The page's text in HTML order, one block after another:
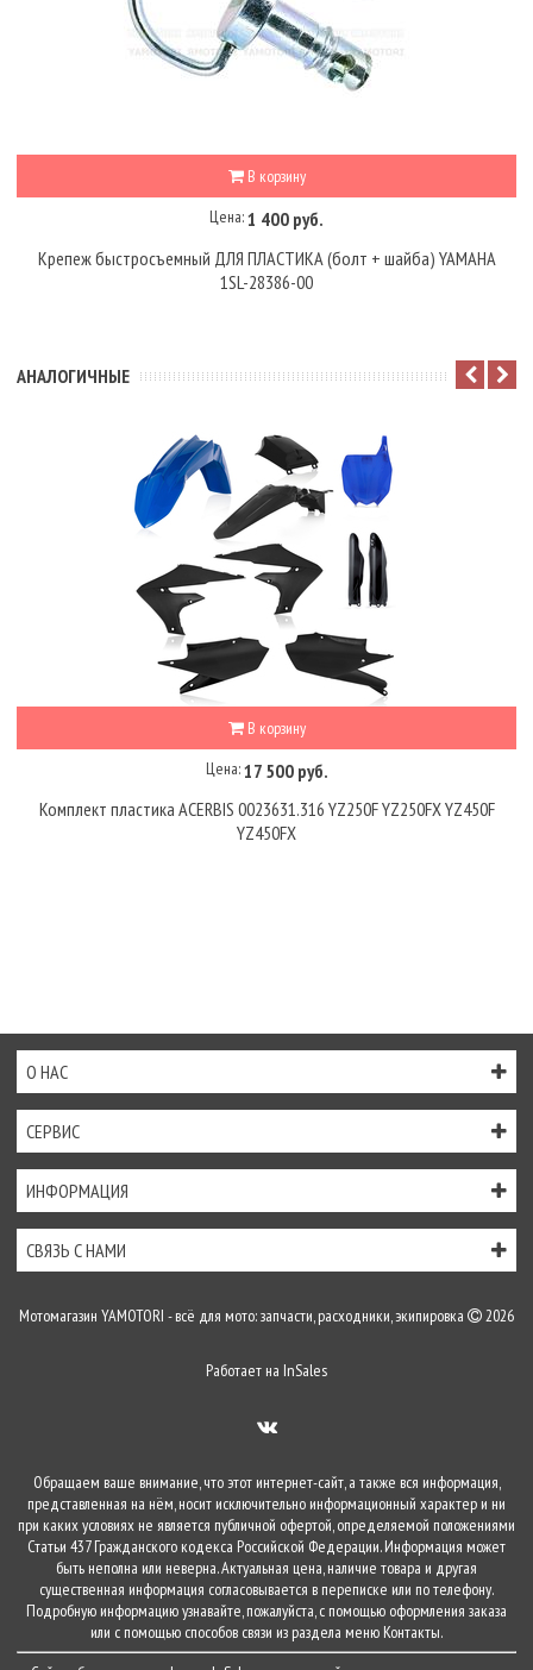
В корзину
Цена:1 400 руб.
Крепеж быстросъемный ДЛЯ ПЛАСТИКА (болт + шайба) YAMAHA
1SL-28386-00
АНАЛОГИЧНЫЕ
В корзину
Цена:17 500 руб.
Комплект пластика ACERBIS 0023631.316 YZ250F YZ250FX YZ450F
YZ450FX
О НАС
СЕРВИС
ИНФОРМАЦИЯ
СВЯЗЬ С НАМИ
Мотомагазин YAMOTORI - всё для мото: запчасти, расходники, экипировка 2026
Работает на InSales
Обращаем ваше внимание, что этот интернет-сайт, а также вся информация,
представленная на нём, носит исключительно информационный характер и ни
при каких условиях не является публичной офертой, определяемой положениями
Статьи 437 Гражданского кодекса Российской Федерации. Информация может
быть неполна или неверна. Актуальная цена, наличие товара и другая
существенная информация согласовывается в переписке или по телефону.
Подробную информацию узнавайте, пожалуйста, с помощью оформления заказа
или с помощью способов связи из раздела меню Контакты.